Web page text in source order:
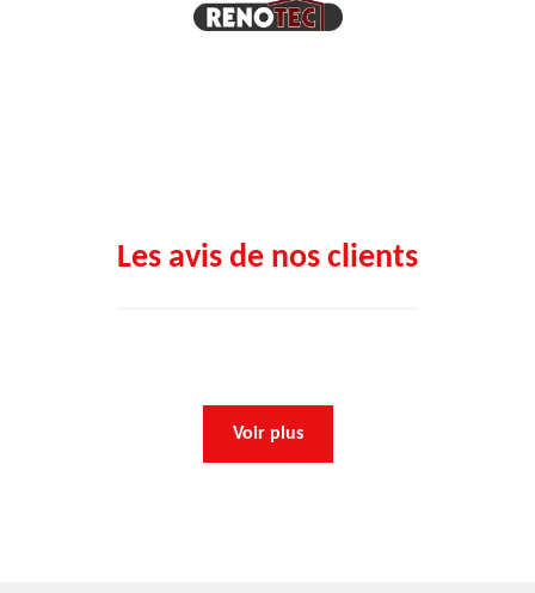
Les avis de nos clients
Voir plus